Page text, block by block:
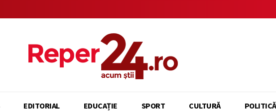
EDITORIAL EDUCAȚIE SPORT CULTURĂ POLITICĂ